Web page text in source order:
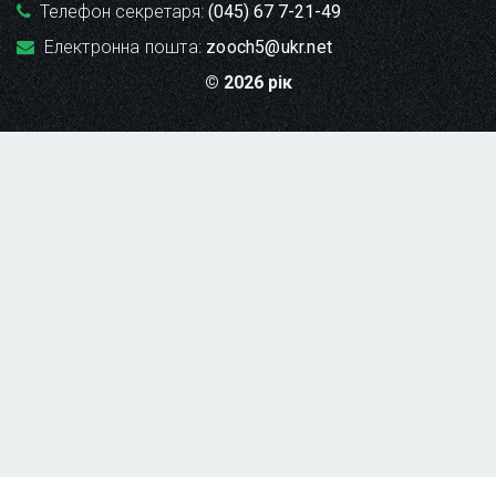
Телефон секретаря:(045) 67 7-21-49
Електронна пошта:zooch5@ukr.net
© 2026 рік